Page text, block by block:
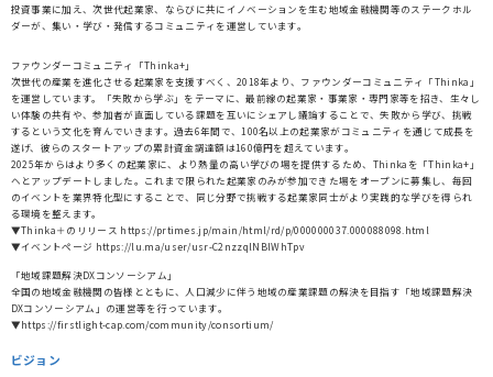
投資事業に加え、次世代起業家、ならびに共にイノベーションを生む地域金融機関等のステークホル
ダーが、集い・学び・発信するコミュニティを運営しています。
ファウンダーコミュニティ「Thinka+」
次世代の産業を進化させる起業家を支援すべく、2018年より、ファウンダーコミュニティ「Thinka」
を運営しています。「失敗から学ぶ」をテーマに、最前線の起業家・事業家・専門家等を招き、生々し
い体験の共有や、参加者が直面している課題を互いにシェアし議論することで、失敗から学び、挑戦
するという文化を育んでいきます。過去6年間で、100名以上の起業家がコミュニティを通じて成長を
遂げ、彼らのスタートアップの累計資金調達額は160億円を超えています。
2025年からはより多くの起業家に、より熱量の高い学びの場を提供するため、Thinkaを「Thinka+」
へとアップデートしました。これまで限られた起業家のみが参加できた場をオープンに募集し、毎回
のイベントを業界特化型にすることで、同じ分野で挑戦する起業家同士がより実践的な学びを得られ
る環境を整えます。
▼Thinka＋のリリース https://prtimes.jp/main/html/rd/p/000000037.000088098.html
▼イベントページ https://lu.ma/user/usr-C2nzzqlNBlWhTpv
「地域課題解決DXコンソーシアム」
全国の地域金融機関の皆様とともに、人口減少に伴う地域の産業課題の解決を目指す「地域課題解決
DXコンソーシアム」の運営等を行っています。
▼https://firstlight-cap.com/community/consortium/
ビジョン